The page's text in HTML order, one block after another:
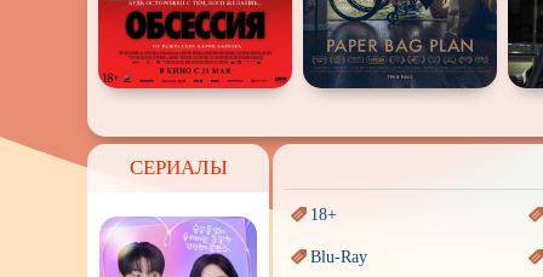
СЕРИАЛЫ
18+
Blu-Ray